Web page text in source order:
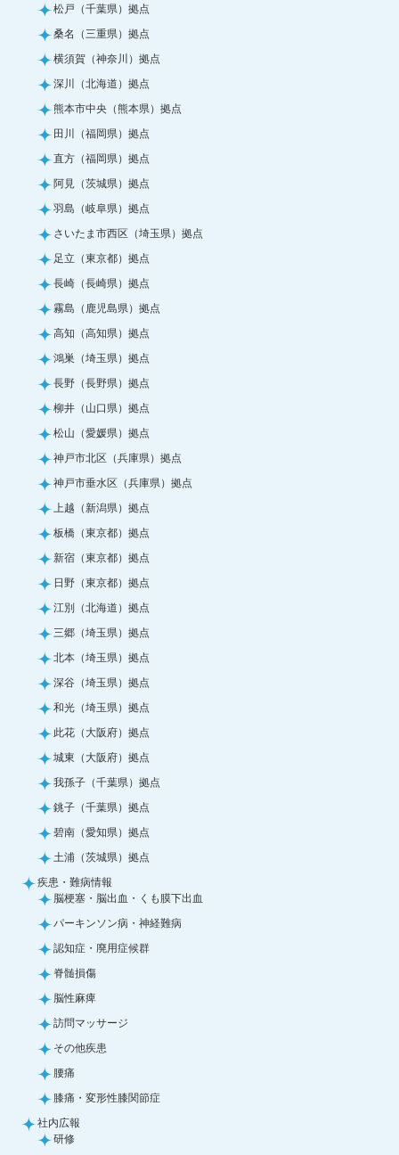
松戸（千葉県）拠点
桑名（三重県）拠点
横須賀（神奈川）拠点
深川（北海道）拠点
熊本市中央（熊本県）拠点
田川（福岡県）拠点
直方（福岡県）拠点
阿見（茨城県）拠点
羽島（岐阜県）拠点
さいたま市西区（埼玉県）拠点
足立（東京都）拠点
長崎（長崎県）拠点
霧島（鹿児島県）拠点
高知（高知県）拠点
鴻巣（埼玉県）拠点
長野（長野県）拠点
柳井（山口県）拠点
松山（愛媛県）拠点
神戸市北区（兵庫県）拠点
神戸市垂水区（兵庫県）拠点
上越（新潟県）拠点
板橋（東京都）拠点
新宿（東京都）拠点
日野（東京都）拠点
江別（北海道）拠点
三郷（埼玉県）拠点
北本（埼玉県）拠点
深谷（埼玉県）拠点
和光（埼玉県）拠点
此花（大阪府）拠点
城東（大阪府）拠点
我孫子（千葉県）拠点
銚子（千葉県）拠点
碧南（愛知県）拠点
土浦（茨城県）拠点
疾患・難病情報
脳梗塞・脳出血・くも膜下出血
パーキンソン病・神経難病
認知症・廃用症候群
脊髄損傷
脳性麻痺
訪問マッサージ
その他疾患
腰痛
膝痛・変形性膝関節症
社内広報
研修